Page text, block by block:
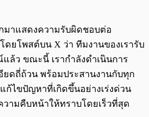
มาแสดงความรับผิดชอบต่อ
ดยโพสต์บน X ว่า ทีมงานของเรารับ
ล้ว ขณะนี้ เรากำลังดำเนินการ
ยดถี่ถ้วน พร้อมประสานงานกับทุก
ก้ไขปัญหาที่เกิดขึ้นอย่างเร่งด่วน
วามคืบหน้าให้ทราบโดยเร็วที่สุด